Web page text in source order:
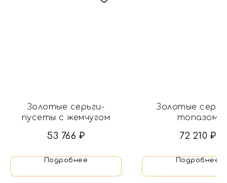
Золотые серьги-
пусеты с жемчугом
53 766 ₽
Подробнее
Золотые
топазом
72 210 ₽
Подробнее